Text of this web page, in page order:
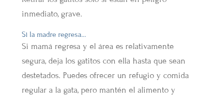
inmediato, grave.
Si la madre regresa…
Si mamá regresa y el área es relativamente
segura, deja los gatitos con ella hasta que sean
destetados. Puedes ofrecer un refugio y comida
regular a la gata, pero mantén el alimento y